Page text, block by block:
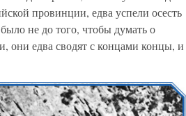
провинции, едва успели осесть
не до того, чтобы думать о
они едва сводят с концами концы, и